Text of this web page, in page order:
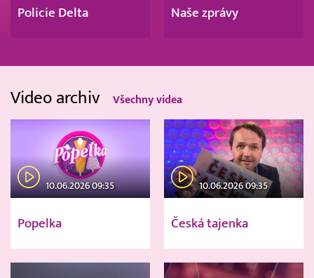
Policie Delta Naše zprávy
Video archiv Všechny videa
10.06.2026 09:35
Popelka
10.06.2026 09:35
Česká tajenka